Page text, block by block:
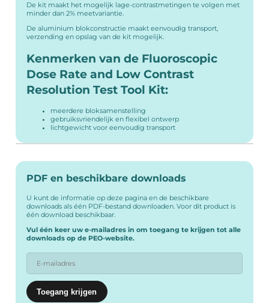
De kit maakt het mogelijk lage-contrastmetingen te volgen met
minder dan 2% meetvariantie.
De aluminium blokconstructie maakt eenvoudig transport,
verzending en opslag van de kit mogelijk.
Kenmerken van de Fluoroscopic
Dose Rate and Low Contrast
Resolution Test Tool Kit:
meerdere bloksamenstelling
gebruiksvriendelijk en flexibel ontwerp
lichtgewicht voor eenvoudig transport
PDF en beschikbare downloads
U kunt de informatie op deze pagina en de beschikbare
downloads als één PDF-bestand downloaden. Voor dit product is
één download beschikbaar.
Vul één keer uw e-mailadres in om toegang te krijgen tot alle
downloads op de PEO-website.